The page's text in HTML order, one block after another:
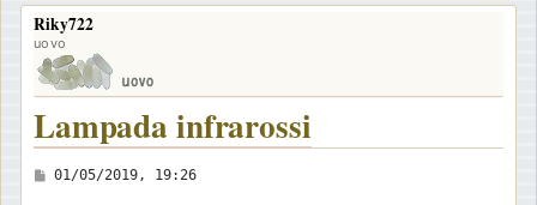
Riky722
uovo
Lampada infrarossi
M
01/05/2019, 19:26